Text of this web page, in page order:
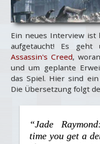
Ein neues Interview ist
aufgetaucht! Es
Assassin's Creed,
und um geplante
das Spiel. Hier sind
Die Übersetzung folgt
“Jade
time you get a